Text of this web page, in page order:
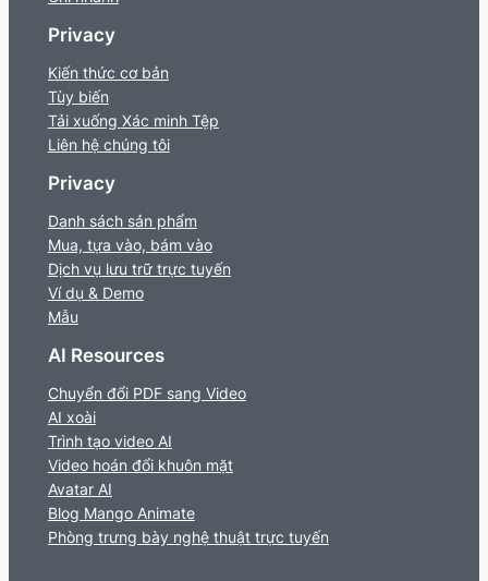
Privacy
Kiến thức cơ bản
Tùy biến
Tải xuống Xác minh Tệp
Liên hệ chúng tôi
Privacy
Danh sách sản phẩm
Mua, tựa vào, bám vào
Dịch vụ lưu trữ trực tuyến
Ví dụ & Demo
Mẫu
AI Resources
Chuyển đổi PDF sang Video
AI xoài
Trình tạo video AI
Video hoán đổi khuôn mặt
Avatar AI
Blog Mango Animate
Phòng trưng bày nghệ thuật trực tuyến